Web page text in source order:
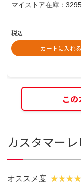
マイストア在庫： 3295
税込
カートに入れる
この
カスタマーレ
オススメ度